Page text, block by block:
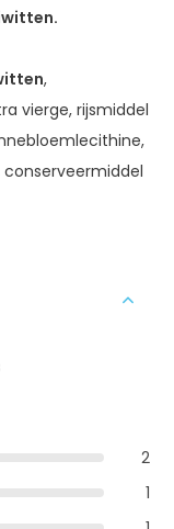
,
vierge, rijsmiddel
2
1